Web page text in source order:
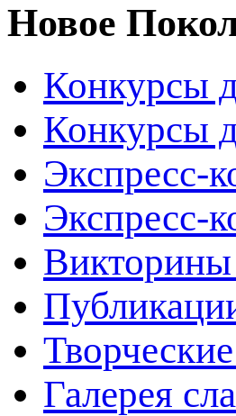
Новое
Конкурсы
Конкурсы
Экспресс-
Экспресс-
Галерея